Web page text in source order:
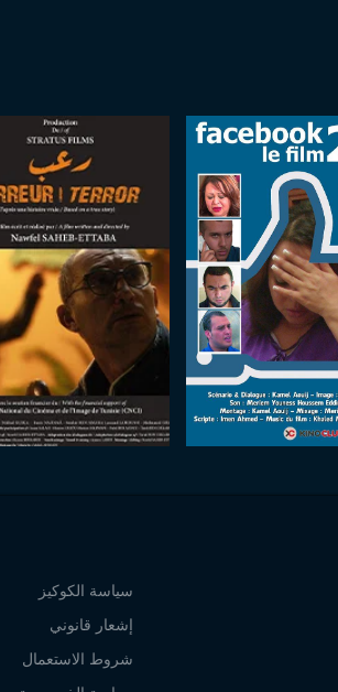
سياسة الكوكيز
إشعار قانوني
شروط الاستعمال